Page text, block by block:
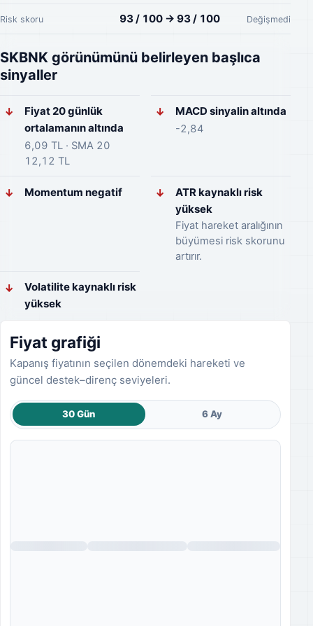
Risk skoru 93 / 100 → 93 / 100 Değişmedi
SKBNK görünümünü belirleyen başlıca
sinyaller
↓
Fiyat 20 günlük
ortalamanın altında
6,09 TL · SMA 20
12,12 TL
↓ MACD sinyalin altında
-2,84
↓ Momentum negatif ↓
ATR kaynaklı risk
yüksek
Fiyat hareket aralığının
büyümesi risk skorunu
artırır.
↓
Volatilite kaynaklı risk
yüksek
Fiyat grafiği
Kapanış fiyatının seçilen dönemdeki hareketi ve
güncel destek–direnç seviyeleri.
30 Gün 6 Ay